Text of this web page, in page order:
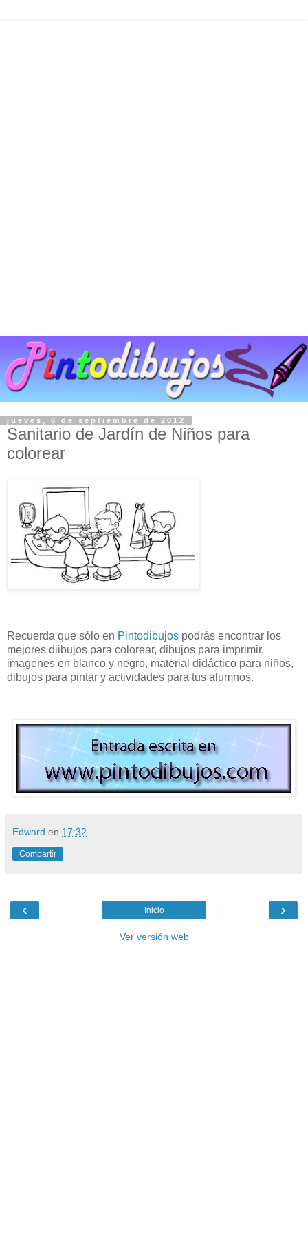
jueves, 6 de septiembre de 2012
Sanitario de Jardín de Niños para
colorear
Recuerda que sólo en Pintodibujos podrás encontrar los
mejores diibujos para colorear, dibujos para imprimir,
imagenes en blanco y negro, material didáctico para niños,
dibujos para pintar y actividades para tus alumnos.
Edward en 17:32
Compartir
‹ ›
Inicio
Ver versión web